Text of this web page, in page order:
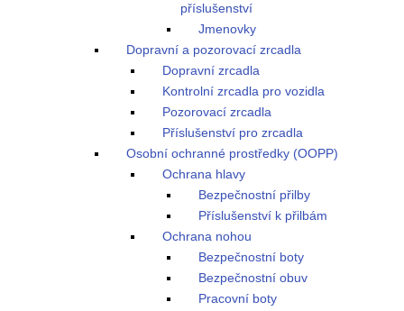
příslušenství
Jmenovky
Dopravní a pozorovací zrcadla
Dopravní zrcadla
Kontrolní zrcadla pro vozidla
Pozorovací zrcadla
Příslušenství pro zrcadla
Osobní ochranné prostředky (OOPP)
Ochrana hlavy
Bezpečnostní přilby
Příslušenství k přilbám
Ochrana nohou
Bezpečnostní boty
Bezpečnostní obuv
Pracovní boty